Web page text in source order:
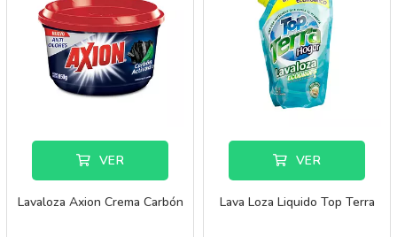
VER
Lavaloza Axion Crema Carbón
VER
Lava Loza Liquido Top Terra